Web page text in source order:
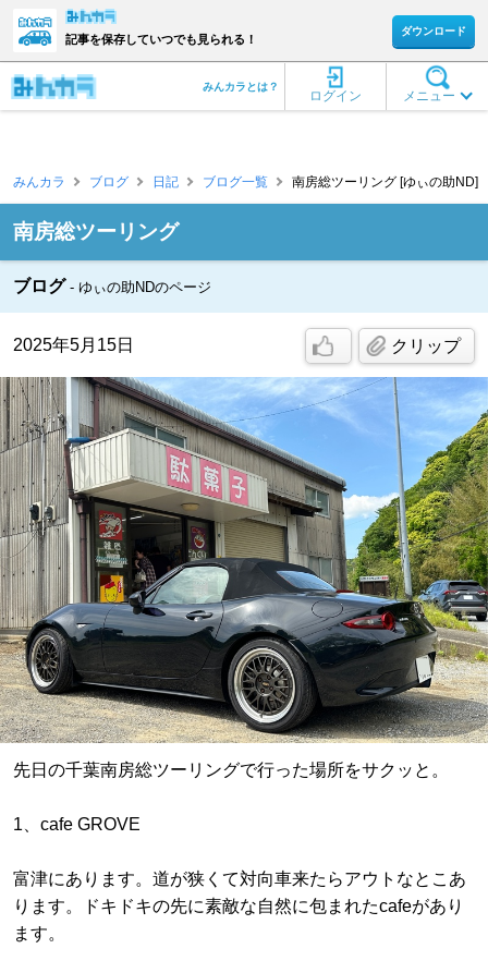
記事を保存していつでも見られる！
ダウンロード
メニュー
ログイン
みんカラとは？
みんカラ ブログ 日記 ブログ一覧 南房総ツーリング [ゆぃの助ND]
南房総ツーリング
ブログ ゆぃの助NDのページ
2025年5月15日 クリップ
先日の千葉南房総ツーリングで行った場所をサクッと。
1、cafe GROVE
富津にあります。道が狭くて対向車来たらアウトなとこあ
ります。ドキドキの先に素敵な自然に包まれたcafeがあり
ます。